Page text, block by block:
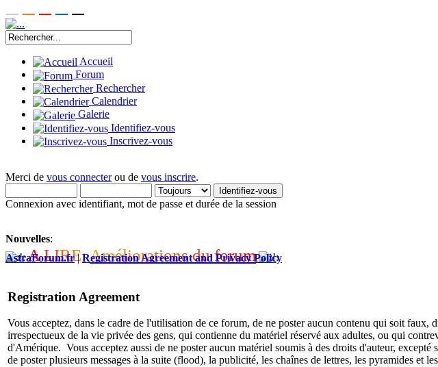
Accueil
Forum
Rechercher
Calendrier
Galerie
Identifiez-vous
Inscrivez-vous
Merci de vous connecterou de vous inscrire.
Connexion avec identifiant, mot de passe et durée de la session
Nouvelles:
A LIRE: Améliorations du forum
AstraForum.fr|Registration Agreement and Privacy Policy
Registration Agreement
Vous acceptez, dans le cadre de l'utilisation de ce forum, de ne poster aucun contenu qui soit
irrespectueux de la vie privée des gens, qui contienne du matériel réservé aux adultes, ou qui
d'Amérique. Vous acceptez aussi de ne poster aucun matériel soumis à des droits d'auteur,
de poster plusieurs messages à la suite (flood), la publicité, les chaînes de lettres, les pyramides et